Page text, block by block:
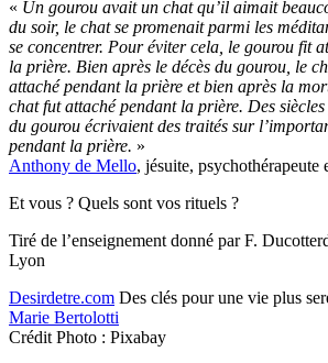
« Un gourou avait un chat qu’il aimait
du soir, le chat se promenait parmi les
se concentrer. Pour éviter cela, le gourou fit
la prière. Bien après le décès du gourou, le
attaché pendant la prière et bien après la
chat fut attaché pendant la prière. Des
du gourou écrivaient des traités sur
pendant la prière. »
Anthony de Mello, jésuite, psychothérapeute
Et vous ? Quels sont vos rituels ?
Tiré de l’enseignement donné par F.
Lyon
Desirdetre.com Des clés pour une vie plus
Marie Bertolotti
Crédit Photo : Pixabay